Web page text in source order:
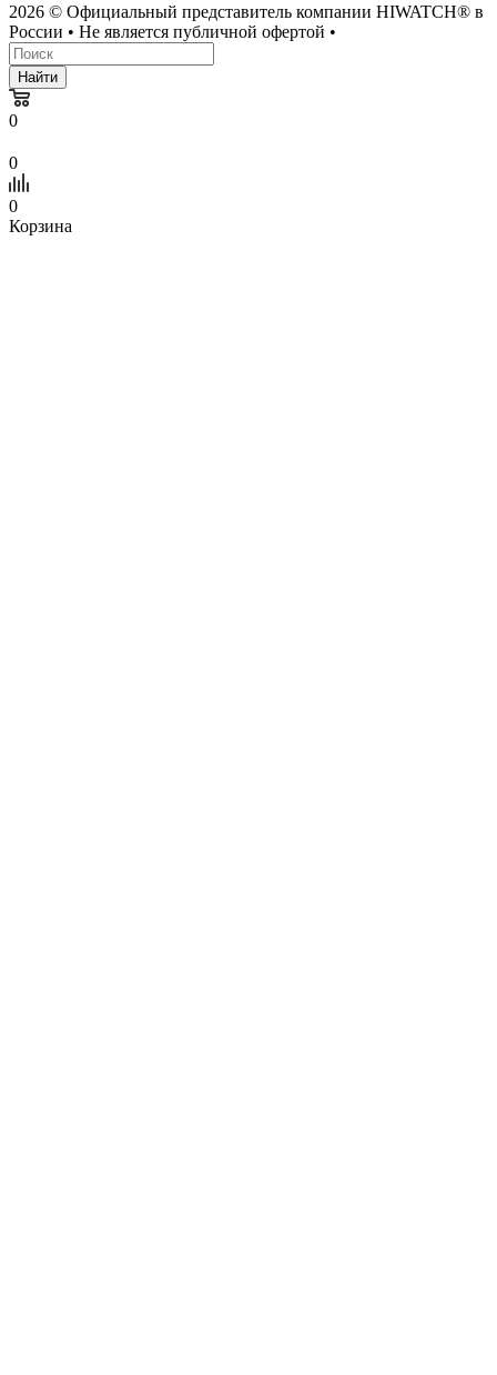
2026 © Официальный представитель компании HIWATCH® в
России • Не является публичной офертой •
Найти
0
0
0
Корзина